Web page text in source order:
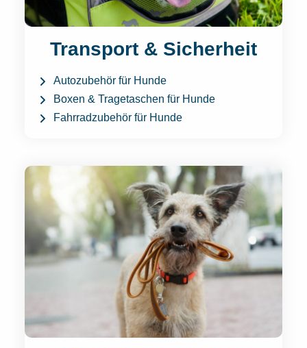
Transport & Sicherheit
Autozubehör für Hunde
Boxen & Tragetaschen für Hunde
Fahrradzubehör für Hunde